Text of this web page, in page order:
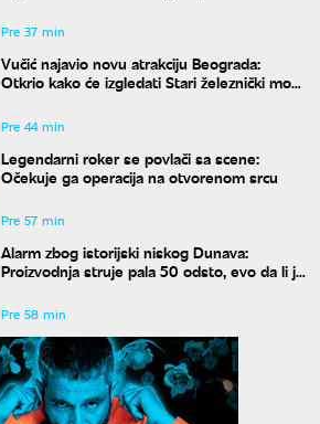
Pre 37 min
Vučić najavio novu atrakciju Beograda:
Otkrio kako će izgledati Stari železnički most
Pre 44 min
Legendarni roker se povlači sa scene:
Očekuje ga operacija na otvorenom srcu
Pre 57 min
Alarm zbog istorijski niskog Dunava:
Proizvodnja struje pala 50 odsto, evo da li je
Pre 58 min